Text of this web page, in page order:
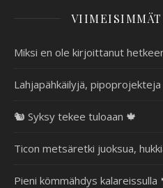
Miksi en ole kirjoittanut
Lahjapähkäilyjä,
🐿️ Syksy tekee tuloaan 🍁
Ticon metsäretki juoksua,
Pieni kömmähdys kalareissulla